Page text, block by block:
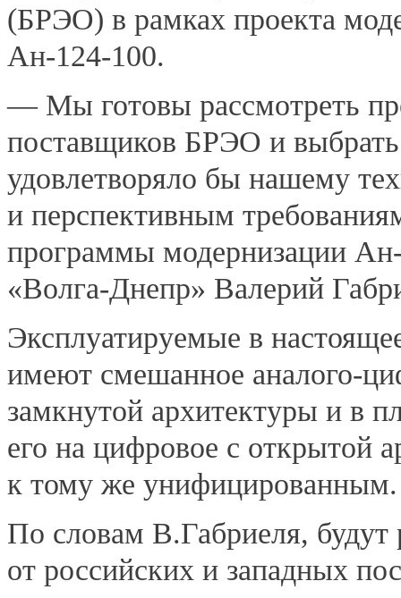
(БРЭО) в рамках проекта
Ан-124-100.
— Мы готовы рассмотреть
поставщиков БРЭО и
удовлетворяло бы нашему
и перспективным
программы модернизации
«Волга-Днепр» Валерий
Эксплуатируемые в
имеют смешанное аналого-
замкнутой архитектуры и в
его на цифровое с открытой
к тому же унифицированным.
По словам В.Габриеля, будут
от российских и западных